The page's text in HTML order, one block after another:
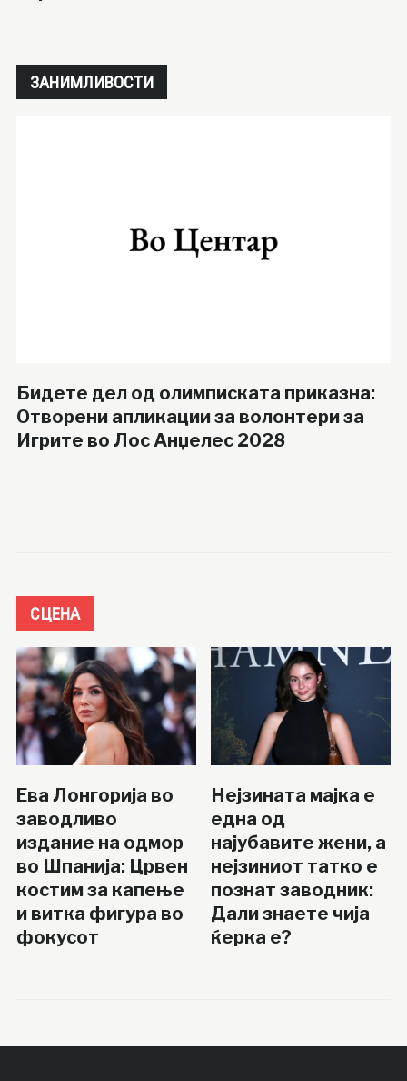
ЗАНИМЛИВОСТИ
Бидете дел од олимписката приказна:
Отворени апликации за волонтери за
Игрите во Лос Анџелес 2028
СЦЕНА
Ева Лонгорија во
заводливо
издание на одмор
во Шпанија: Црвен
костим за капење
и витка фигура во
фокусот
Нејзината мајка е
една од
најубавите жени, а
нејзиниот татко е
познат заводник:
Дали знаете чија
ќерка е?